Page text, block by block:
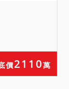
價2110萬